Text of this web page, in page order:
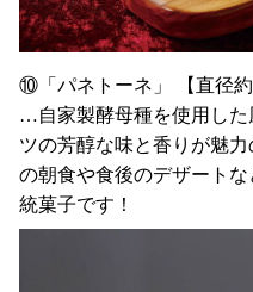
⑩「パネトーネ」 【直径約
…自家製酵母種を使用した
ツの芳醇な味と香りが魅
の朝食や食後のデザート
統菓子です！